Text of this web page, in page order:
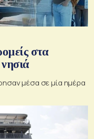
στα
μέσα σε μία ημέρα